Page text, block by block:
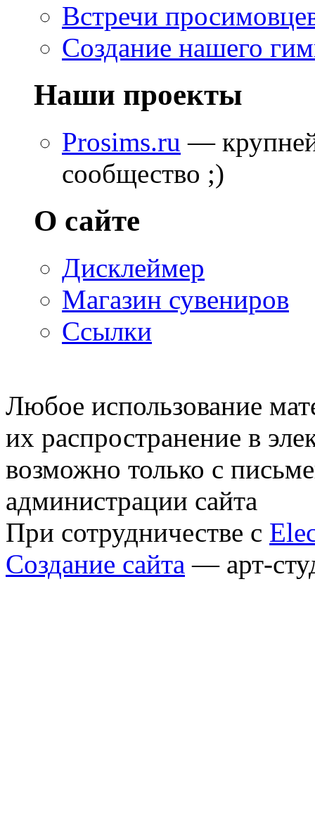
Встречи
Создание нашего
Наши проекты
Prosims.ru —
сообщество ;)
О сайте
Дисклеймер
Магазин сувениров
Ссылки
Любое использование
их распространение в
возможно только с
администрации сайта
При сотрудничестве с
Создание сайта — арт-